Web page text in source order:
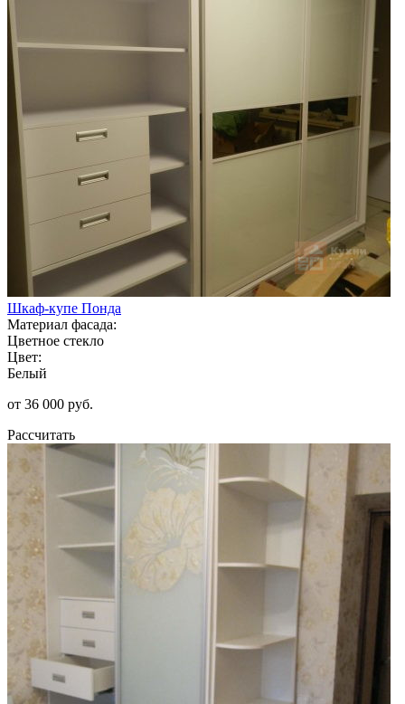
Шкаф-купе Понда
Материал фасада:
Цветное стекло
Цвет:
Белый
от 36 000 руб.
Рассчитать